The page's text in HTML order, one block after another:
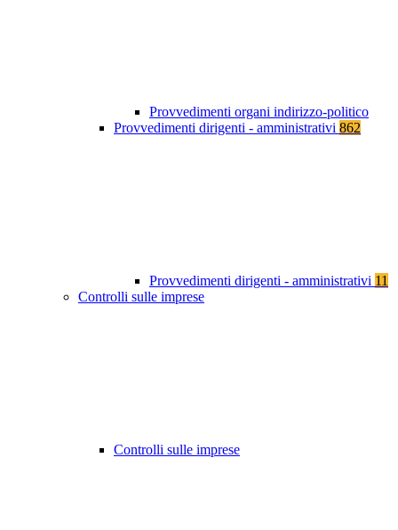
Provvedimenti organi indirizzo-politico
Provvedimenti dirigenti - amministrativi 862
Provvedimenti dirigenti - amministrativi 11
Controlli sulle imprese
Controlli sulle imprese